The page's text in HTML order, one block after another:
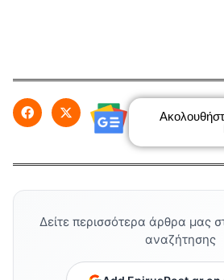
Δείτε περισσότερα άρθρα μας
αναζήτησης